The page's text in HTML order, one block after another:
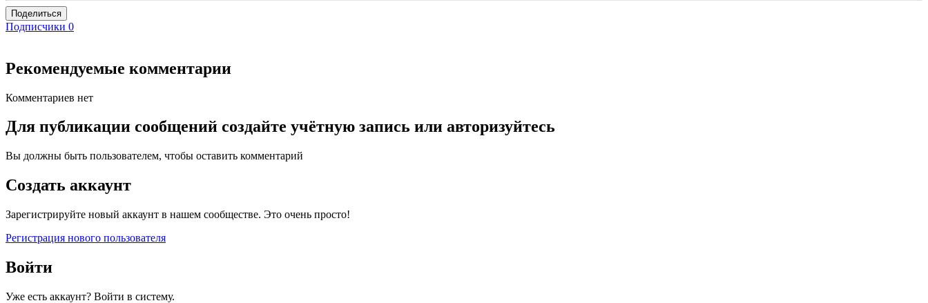
Поделиться
Подписчики 0
Рекомендуемые комментарии
Комментариев нет
Для публикации сообщений создайте учётную запись или авторизуйтесь
Вы должны быть пользователем, чтобы оставить комментарий
Создать аккаунт
Зарегистрируйте новый аккаунт в нашем сообществе. Это очень просто!
Регистрация нового пользователя
Войти
Уже есть аккаунт? Войти в систему.